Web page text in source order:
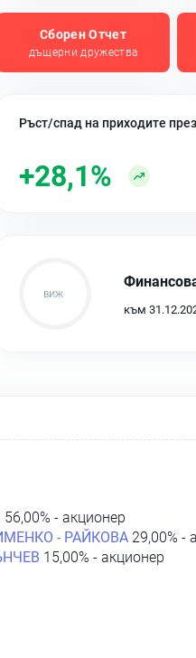
Сборен Отчет
дъщерни дружества
Ръст/спад на приходите
+28,1%
към
56,00% - акционер
- РАЙКОВА 29,00% -
15,00% - акционер